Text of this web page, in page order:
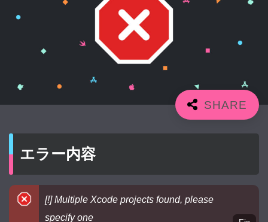
エラー内容
[!] Multiple Xcode projects found, please
specify one